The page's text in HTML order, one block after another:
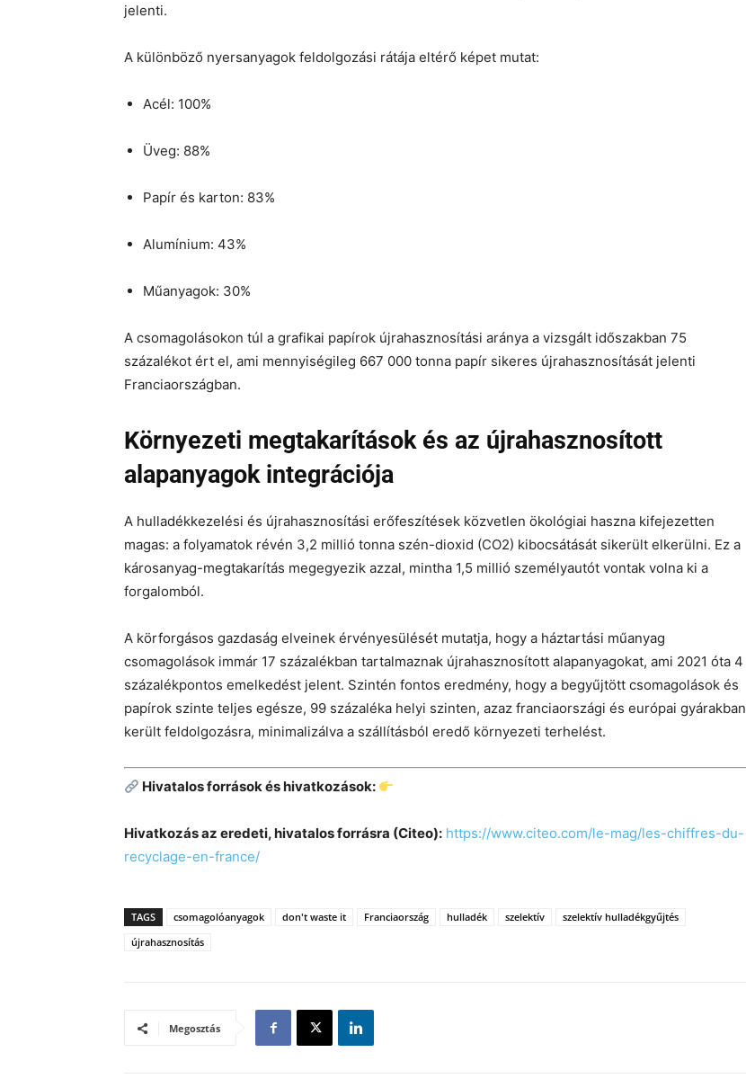
jelenti.
A különböző nyersanyagok feldolgozási rátája eltérő képet mutat:
Acél: 100%
Üveg: 88%
Papír és karton: 83%
Alumínium: 43%
Műanyagok: 30%
A csomagolásokon túl a grafikai papírok újrahasznosítási aránya a vizsgált időszakban 75
százalékot ért el, ami mennyiségileg 667 000 tonna papír sikeres újrahasznosítását jelenti
Franciaországban.
Környezeti megtakarítások és az újrahasznosított
alapanyagok integrációja
A hulladékkezelési és újrahasznosítási erőfeszítések közvetlen ökológiai haszna kifejezetten
magas: a folyamatok révén 3,2 millió tonna szén-dioxid (CO2) kibocsátását sikerült elkerülni. Ez a
károsanyag-megtakarítás megegyezik azzal, mintha 1,5 millió személyautót vontak volna ki a
forgalomból.
A körforgásos gazdaság elveinek érvényesülését mutatja, hogy a háztartási műanyag
csomagolások immár 17 százalékban tartalmaznak újrahasznosított alapanyagokat, ami 2021 óta 4
százalékpontos emelkedést jelent. Szintén fontos eredmény, hogy a begyűjtött csomagolások és
papírok szinte teljes egésze, 99 százaléka helyi szinten, azaz franciaországi és európai gyárakban
került feldolgozásra, minimalizálva a szállításból eredő környezeti terhelést.
Hivatalos források és hivatkozások:
Hivatkozás az eredeti, hivatalos forrásra (Citeo): https://www.citeo.com/le-mag/les-chiffres-du-
recyclage-en-france/
TAGS csomagolóanyagok don't waste it Franciaország hulladék szelektív
szelektív hulladékgyűjtés
újrahasznosítás
Megosztás